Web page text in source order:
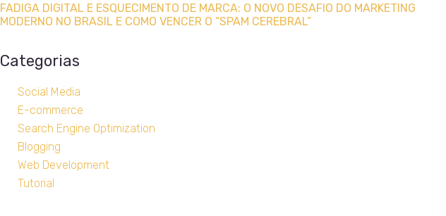
FADIGA DIGITAL E ESQUECIMENTO DE MARCA: O NOVO DESAFIO DO MARKETING
MODERNO NO BRASIL E COMO VENCER O “SPAM CEREBRAL”
Categorias
Social Media
E-commerce
Search Engine Optimization
Blogging
Web Development
Tutorial